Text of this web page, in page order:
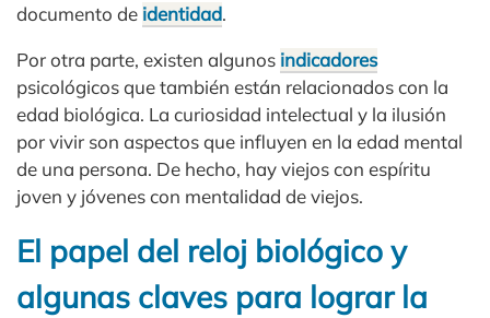
documento de identidad.
Por otra parte, existen algunos indicadores
psicológicos que también están relacionados con la
edad biológica. La curiosidad intelectual y la ilusión
por vivir son aspectos que influyen en la edad mental
de una persona. De hecho, hay viejos con espíritu
joven y jóvenes con mentalidad de viejos.
El papel del reloj biológico y
algunas claves para lograr la